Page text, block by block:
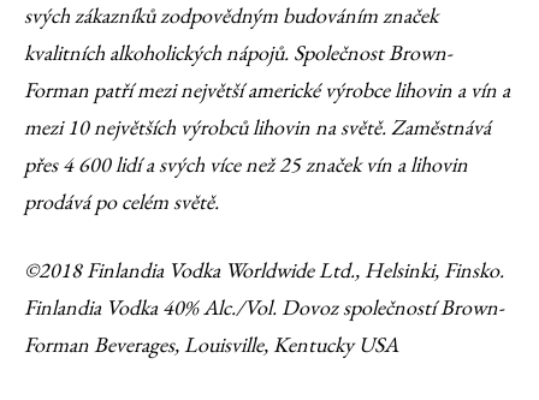
svých zákazníků zodpovědným budováním značek
kvalitních alkoholických nápojů. Společnost Brown-
Forman patří mezi největší americké výrobce lihovin a vín a
mezi 10 největších výrobců lihovin na světě. Zaměstnává
přes 4 600 lidí a svých více než 25 značek vín a lihovin
prodává po celém světě.
©2018 Finlandia Vodka Worldwide Ltd., Helsinki, Finsko.
Finlandia Vodka 40% Alc./Vol. Dovoz společností Brown-
Forman Beverages, Louisville, Kentucky USA